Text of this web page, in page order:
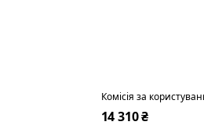
Комісія за
14 310 ₴